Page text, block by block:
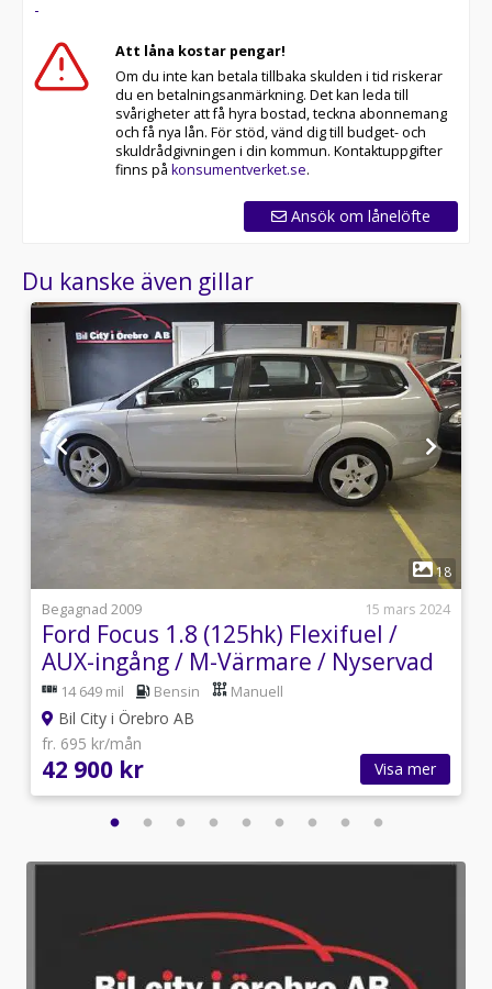
-
Att låna kostar pengar!
Om du inte kan betala tillbaka skulden i tid riskerar
du en betalningsanmärkning. Det kan leda till
svårigheter att få hyra bostad, teckna abonnemang
och få nya lån. För stöd, vänd dig till budget- och
skuldrådgivningen i din kommun. Kontaktuppgifter
finns på konsumentverket.se.
Ansök om lånelöfte
Du kanske även gillar
18
Begagnad 2009
15 mars 2024
Ford Focus 1.8 (125hk) Flexifuel /
AUX-ingång / M-Värmare / Nyservad
& Bes
14 649 mil Bensin Manuell
Bil City i Örebro AB
fr. 695 kr/mån
42 900 kr Visa mer